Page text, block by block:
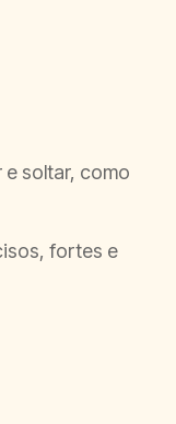
soltar, como
fortes e